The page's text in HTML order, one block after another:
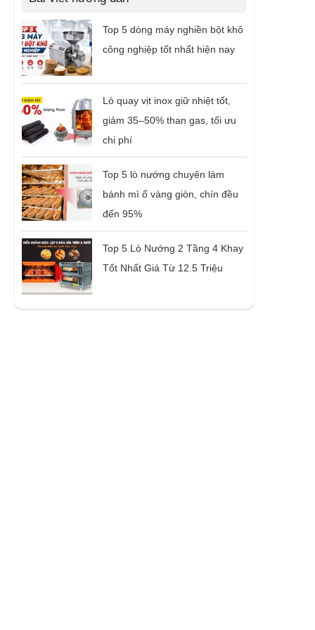
Top 5 dòng máy nghiền bột khô
công nghiệp tốt nhất hiện nay
Lò quay vịt inox giữ nhiệt tốt,
giảm 35–50% than gas, tối ưu
chi phí
Top 5 lò nướng chuyên làm
bánh mì ổ vàng giòn, chín đều
đến 95%
Top 5 Lò Nướng 2 Tầng 4 Khay
Tốt Nhất Giá Từ 12.5 Triệu